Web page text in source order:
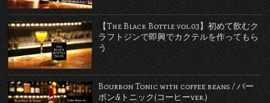
【The Black Bottle vol.03】初めて飲むク
ラフトジンで即興でカクテルを作ってもら
う
Bourbon Tonic with coffee beans / バー
ボン&トニック(コーヒーver.)